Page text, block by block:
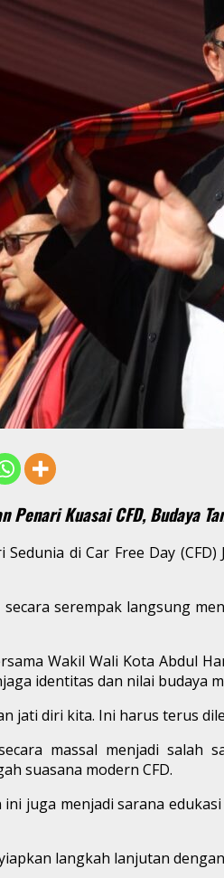
Penari Kuasai CFD, Budaya
di Car Free Day
serempak langsung
Wakil Wali Kota Abdul
identitas dan nilai budaya
jati diri kita. Ini harus terus
massal menjadi
suasana modern CFD.
juga menjadi sarana
langkah lanjutan